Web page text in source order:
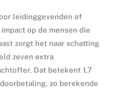
leidinggevenden of
op de mensen die
zorgt het naar schatting
zeven extra
Dat betekent 1,7
zo berekende